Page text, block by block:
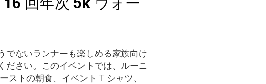
でないランナーも楽しめる家族向け
ださい。このイベントでは、ルーニ
ストの朝食、イベント T シャツ、